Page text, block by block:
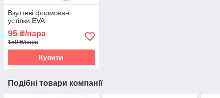
Взуттеві формовані
устілки EVA
95 ₴/пара
150 ₴/пара
Купити
Подібні товари компанії